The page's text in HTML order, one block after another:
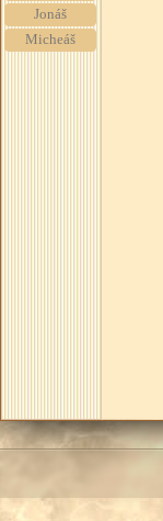
Jonáš
Micheáš